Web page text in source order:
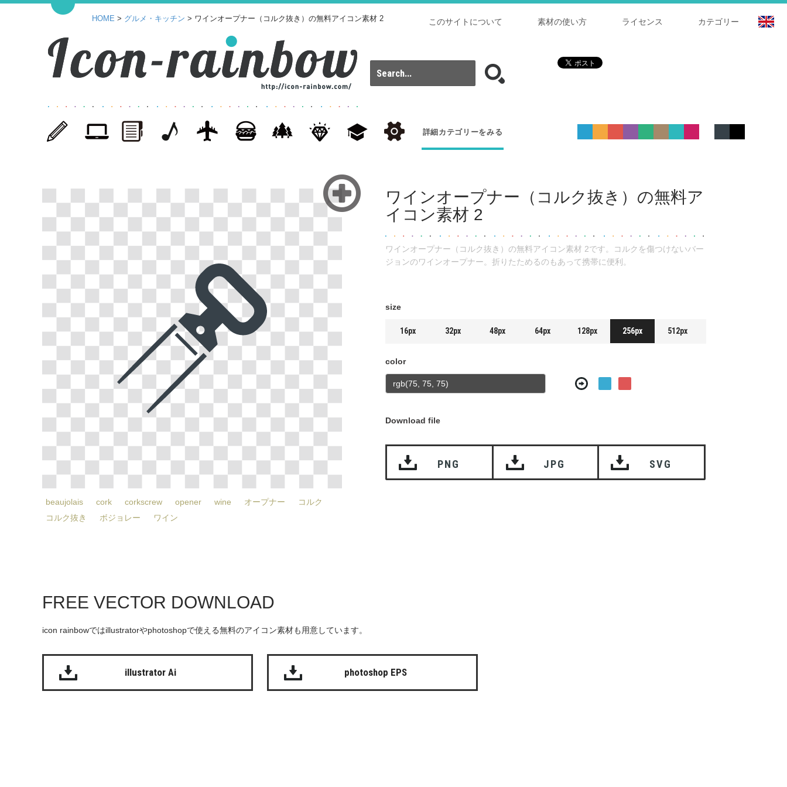
カテゴリー
ライセンス
素材の使い方
このサイトについて
HOME > グルメ・キッチン > ワインオープナー（コルク抜き）の無料アイコン素材 2
詳細カテゴリーをみる
beaujolais cork corkscrew opener wine オープナー
コルク
コルク抜き
ボジョレー ワイン
ワインオープナー（コルク抜き）の無料ア
イコン素材 2
ワインオープナー（コルク抜き）の無料アイコン素材 2です。コルクを傷つけないバー
ジョンのワインオープナー。折りたためるのもあって携帯に便利。
size
16px 32px 48px 64px 128px 256px 512px
color
Download file
PNG JPG SVG
FREE VECTOR DOWNLOAD
icon rainbowではillustratorやphotoshopで使える無料のアイコン素材も用意しています。
illustrator Ai photoshop EPS